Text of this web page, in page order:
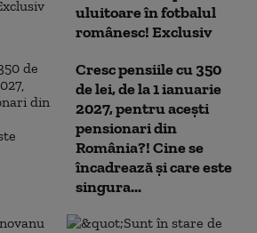
uluitoare în fotbalul
românesc! Exclusiv
Cresc pensiile cu 350
de lei, de la 1 ianuarie
2027, pentru acești
pensionari din
România?! Cine se
încadrează și care este
singura...